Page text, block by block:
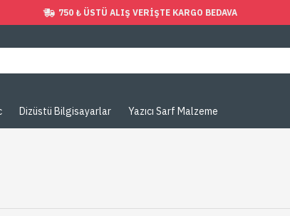
750 ₺ ÜSTÜ ALIŞ VERIŞTE KARGO BEDAVA
Dizüstü Bilgisayarlar Yazıcı Sarf Malzeme